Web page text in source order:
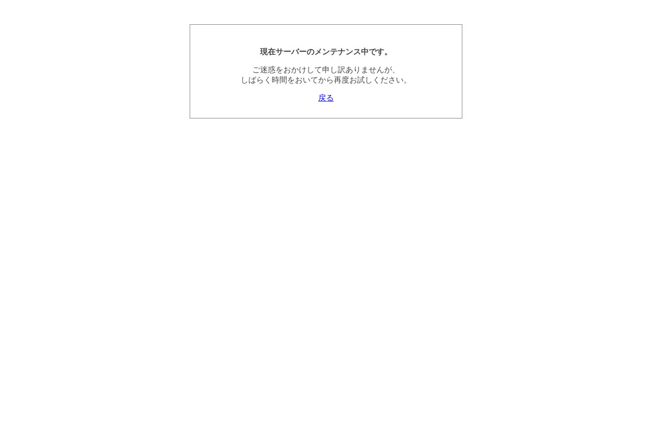
現在サーバーのメンテナンス中です。
ご迷惑をおかけして申し訳ありませんが、
しばらく時間をおいてから再度お試しください。
戻る